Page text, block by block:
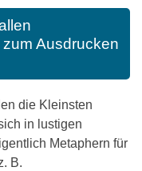
Ausdrucken
die Kleinsten
in lustigen
Metaphern für
B.